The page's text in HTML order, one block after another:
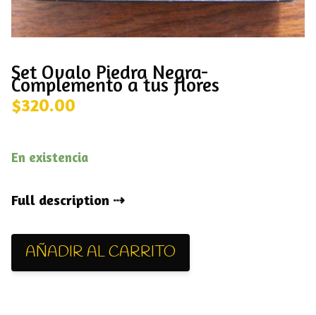
Set Ovalo Piedra Negra-
Complemento a tus flores
$320.00
En existencia
Full description
AÑADIR AL CARRITO